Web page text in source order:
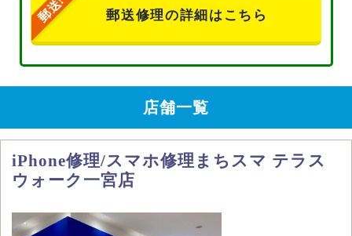
郵送修理の詳細はこちら
店舗一覧
iPhone修理/スマホ修理まちスマ テラス
ウォーク一宮店